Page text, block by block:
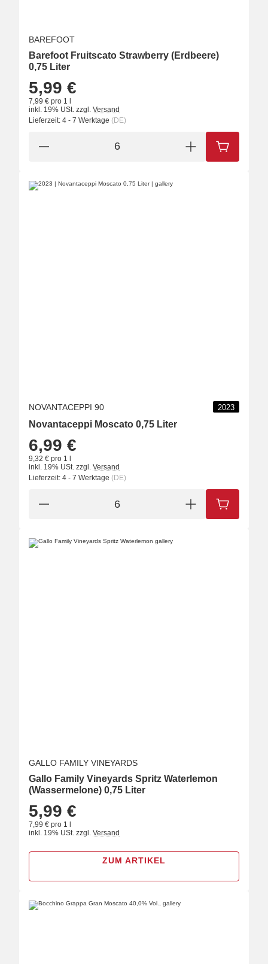
BAREFOOT
Barefoot Fruitscato Strawberry (Erdbeere)
0,75 Liter
5,99 €
7,99 € pro 1 l
inkl. 19% USt. zzgl. Versand
Lieferzeit: 4 - 7 Werktage (DE)
IN DEN
NOVANTACEPPI 90 2023
Novantaceppi Moscato 0,75 Liter
6,99 €
9,32 € pro 1 l
inkl. 19% USt. zzgl. Versand
Lieferzeit: 4 - 7 Werktage (DE)
IN DEN
GALLO FAMILY VINEYARDS
Gallo Family Vineyards Spritz Waterlemon
(Wassermelone) 0,75 Liter
5,99 €
7,99 € pro 1 l
inkl. 19% USt. zzgl. Versand
ZUM ARTIKEL